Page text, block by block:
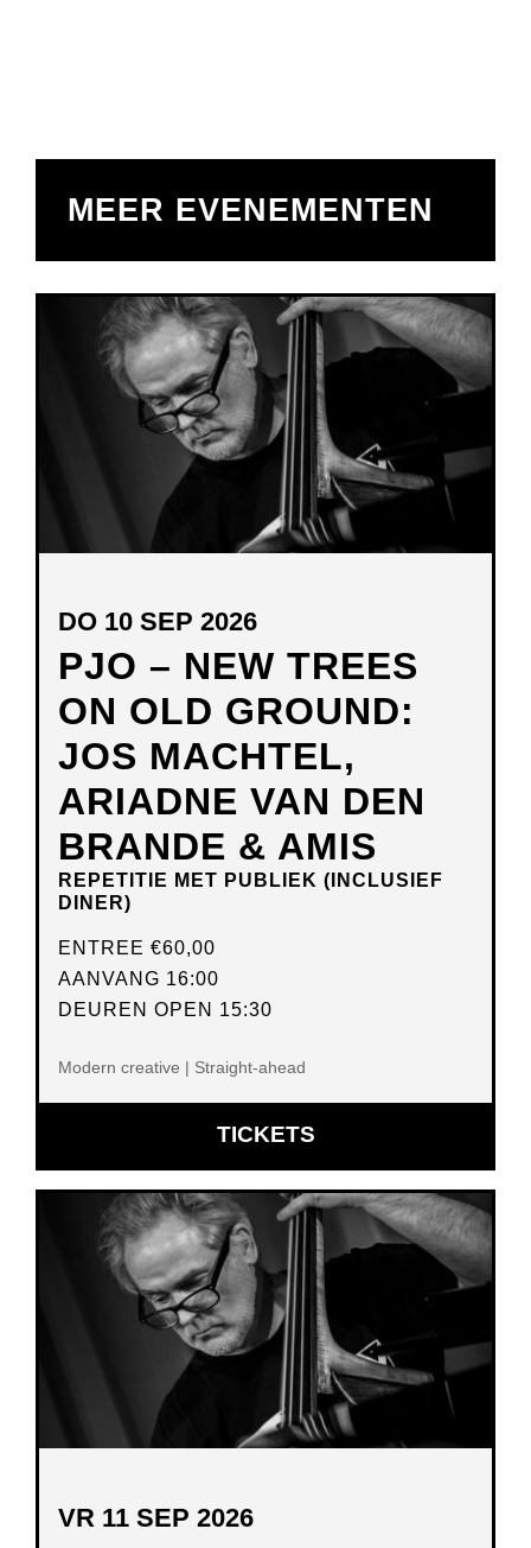
MEER EVENEMENTEN
PJO – NEW TREES
ON OLD GROUND:
JOS MACHTEL,
ARIADNE VAN DEN
BRANDE & AMIS
REPETITIE MET PUBLIEK (INCLUSIEF
DINER)
DO 10 SEP 2026
ENTREE €60,00
AANVANG 16:00
DEUREN OPEN 15:30
Modern creative | Straight-ahead
TICKETSOPENT
IN
NIEUW
VENSTER
VR 11 SEP 2026